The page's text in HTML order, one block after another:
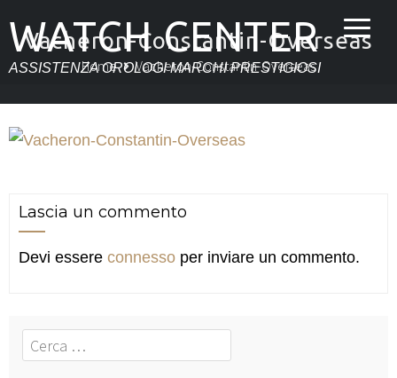
WATCH CENTER
ASSISTENZA OROLOGI MARCHI PRESTIGIOSI
Vacheron-Constantin-Overseas
Home Vacheron-Constantin-Overseas
Lascia un commento
Devi essere connesso per inviare un commento.
Cerca